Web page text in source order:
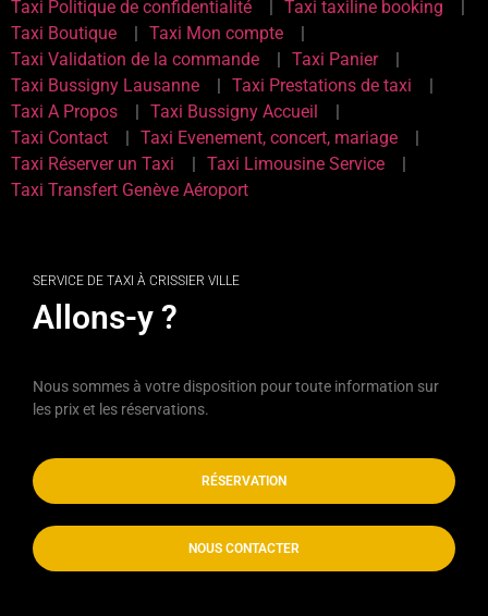
Taxi Politique de confidentialité
Taxi taxiline booking
Taxi Boutique
Taxi Mon compte
Taxi Validation de la commande
Taxi Panier
Taxi Bussigny Lausanne
Taxi Prestations de taxi
Taxi A Propos
Taxi Bussigny Accueil
Taxi Contact
Taxi Evenement, concert, mariage
Taxi Réserver un Taxi
Taxi Limousine Service
Taxi Transfert Genève Aéroport
SERVICE DE TAXI À CRISSIER VILLE
Allons-y ?
Nous sommes à votre disposition pour toute information sur
les prix et les réservations.
RÉSERVATION
NOUS CONTACTER